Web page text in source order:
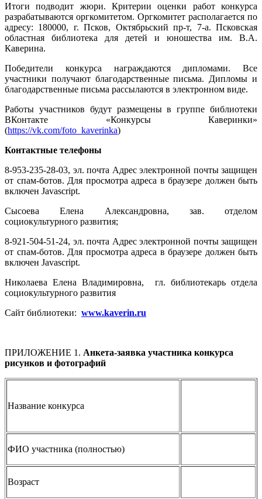
Итоги подводит жюри. Критерии оценки работ конкурса
разрабатываются оргкомитетом. Оргкомитет располагается по
адресу: 180000, г. Псков, Октябрьский пр-т, 7-а. Псковская
областная библиотека для детей и юношества им. В.А.
Каверина.
Победители конкурса награждаются дипломами. Все
участники получают благодарственные письма. Дипломы и
благодарственные письма рассылаются в электронном виде.
Работы участников будут размещены в группе библиотеки
ВКонтакте «Конкурсы Каверинки»
(https://vk.com/foto_kaverinka)
Контактные телефоны
8-953-235-28-03, эл. почта Адрес электронной почты защищен
от спам-ботов. Для просмотра адреса в браузере должен быть
включен Javascript.
Сысоева Елена Александровна, зав. отделом
социокультурного развития;
8-921-504-51-24, эл. почта Адрес электронной почты защищен
от спам-ботов. Для просмотра адреса в браузере должен быть
включен Javascript.
Николаева Елена Владимировна, гл. библиотекарь отдела
социокультурного развития
Сайт библиотеки: www.kaverin.ru
ПРИЛОЖЕНИЕ 1. Анкета-заявка участника конкурса
рисунков и фотографий
Название конкурса
ФИО участника (полностью)
Возраст